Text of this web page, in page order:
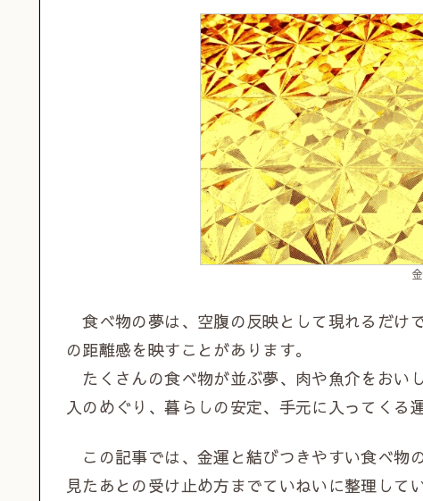
食べ物の夢は、空腹の反映として現れるだけ
の距離感を映すことがあります。
たくさんの食べ物が並ぶ夢、肉や魚介をおい
入のめぐり、暮らしの安定、手元に入ってくる
この記事では、金運と結びつきやすい食べ物
見たあとの受け止め方までていねいに整理してい